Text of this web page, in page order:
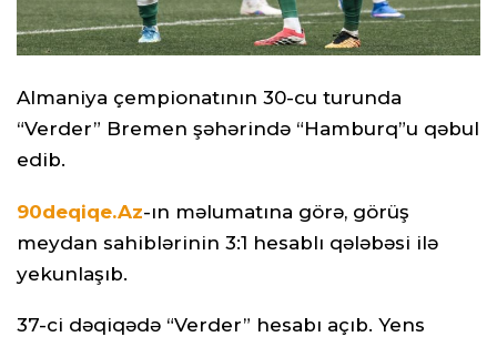
Almaniya çempionatının 30-cu turunda
“Verder” Bremen şəhərində “Hamburq”u qəbul
edib.
90deqiqe.Az-ın məlumatına görə, görüş
meydan sahiblərinin 3:1 hesablı qələbəsi ilə
yekunlaşıb.
37-ci dəqiqədə “Verder” hesabı açıb. Yens